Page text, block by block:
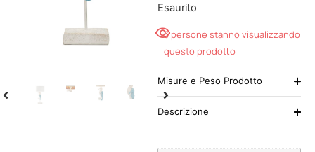
Esaurito
3 persone stanno visualizzando
questo prodotto
Misure e Peso Prodotto
Descrizione